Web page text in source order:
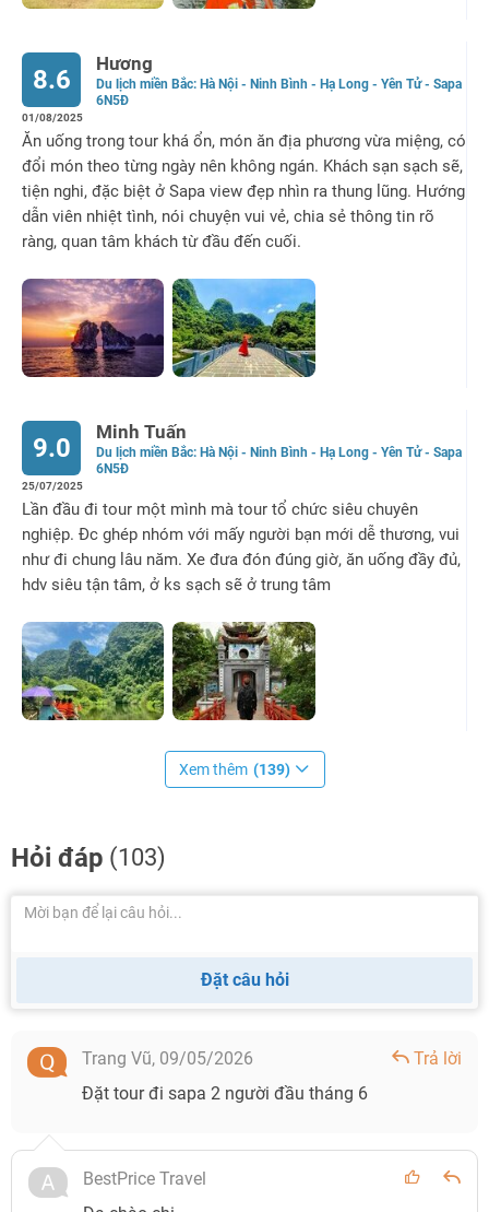
Hương
Du lịch miền Bắc: Hà Nội - Ninh Bình - Hạ Long - Yên Tử - Sapa
6N5Đ
8.6
01/08/2025
Ăn uống trong tour khá ổn, món ăn địa phương vừa miệng, có
đổi món theo từng ngày nên không ngán. Khách sạn sạch sẽ,
tiện nghi, đặc biệt ở Sapa view đẹp nhìn ra thung lũng. Hướng
dẫn viên nhiệt tình, nói chuyện vui vẻ, chia sẻ thông tin rõ
ràng, quan tâm khách từ đầu đến cuối.
Minh Tuấn
Du lịch miền Bắc: Hà Nội - Ninh Bình - Hạ Long - Yên Tử - Sapa
6N5Đ
9.0
25/07/2025
Lần đầu đi tour một mình mà tour tổ chức siêu chuyên
nghiệp. Đc ghép nhóm với mấy người bạn mới dễ thương, vui
như đi chung lâu năm. Xe đưa đón đúng giờ, ăn uống đầy đủ,
hdv siêu tận tâm, ở ks sạch sẽ ở trung tâm
Xem thêm (139)
Hỏi đáp (103)
Đặt câu hỏi
Trang Vũ, 09/05/2026
Trả lời
Đặt tour đi sapa 2 người đầu tháng 6
BestPrice Travel